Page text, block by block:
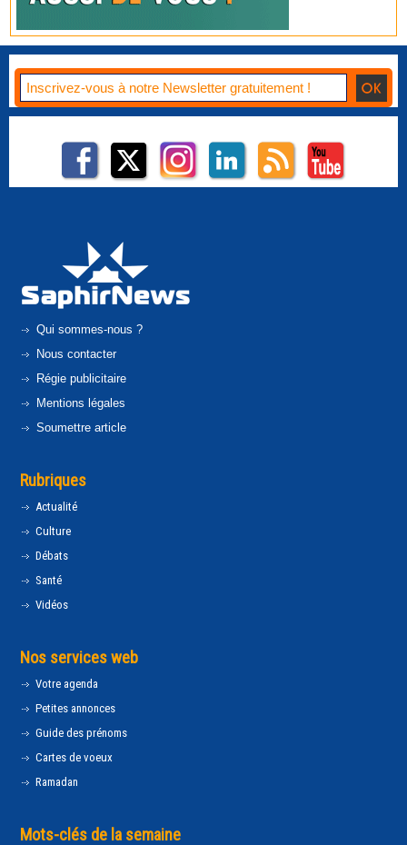
Qui sommes-nous ?
Nous contacter
Régie publicitaire
Mentions légales
Soumettre article
Rubriques
Actualité
Culture
Débats
Santé
Vidéos
Nos services web
Votre agenda
Petites annonces
Guide des prénoms
Cartes de voeux
Ramadan
Mots-clés de la semaine